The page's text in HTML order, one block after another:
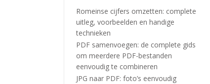
Romeinse cijfers omzetten: complete
uitleg, voorbeelden en handige
technieken
PDF samenvoegen: de complete gids
om meerdere PDF-bestanden
eenvoudig te combineren
JPG naar PDF: foto’s eenvoudig